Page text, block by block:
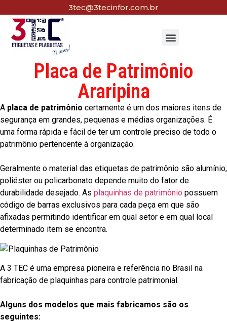
3tec@3tecinfor.com.br
Placa de Patrimônio
Araripina
A placa de patrimônio certamente é um dos maiores itens de
segurança em grandes, pequenas e médias organizações. É
uma forma rápida e fácil de ter um controle preciso de todo o
patrimônio pertencente à organização.
Geralmente o material das etiquetas de patrimônio são alumínio,
poliéster ou policarbonato depende muito do fator de
durabilidade desejado. As plaquinhas de patrimônio possuem
código de barras exclusivos para cada peça em que são
afixadas permitindo identificar em qual setor e em qual local
determinado item se encontra.
A 3 TEC é uma empresa pioneira e referência no Brasil na
fabricação de plaquinhas para controle patrimonial.
Alguns dos modelos que mais fabricamos são os
seguintes: